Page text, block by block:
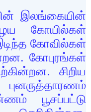
பின் இலங்கையின்
கோயில்கள்
கோவில்கள்
கோபுரங்கள்
சிறிய
பூசப்பட்டு